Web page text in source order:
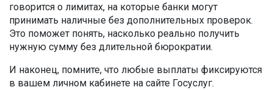
говорится о лимитах, на которые банки могут
принимать наличные без дополнительных проверок.
Это поможет понять, насколько реально получить
нужную сумму без длительной бюрократии.
И наконец, помните, что любые выплаты фиксируются
в вашем личном кабинете на сайте Госуслуг.